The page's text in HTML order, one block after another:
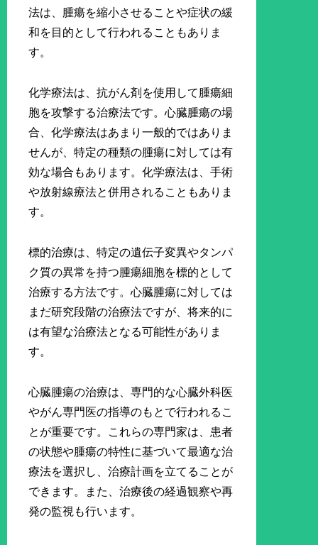
法は、腫瘍を縮小させることや症状の緩
和を目的として行われることもありま
す。
化学療法は、抗がん剤を使用して腫瘍細
胞を攻撃する治療法です。心臓腫瘍の場
合、化学療法はあまり一般的ではありま
せんが、特定の種類の腫瘍に対しては有
効な場合もあります。化学療法は、手術
や放射線療法と併用されることもありま
す。
標的治療は、特定の遺伝子変異やタンパ
ク質の異常を持つ腫瘍細胞を標的として
治療する方法です。心臓腫瘍に対しては
まだ研究段階の治療法ですが、将来的に
は有望な治療法となる可能性がありま
す。
心臓腫瘍の治療は、専門的な心臓外科医
やがん専門医の指導のもとで行われるこ
とが重要です。これらの専門家は、患者
の状態や腫瘍の特性に基づいて最適な治
療法を選択し、治療計画を立てることが
できます。また、治療後の経過観察や再
発の監視も行います。